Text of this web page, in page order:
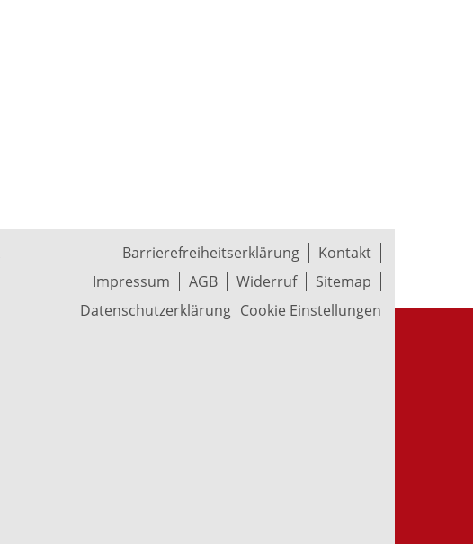
Barrierefreiheitserklärung
Kontakt
Impressum
AGB Widerruf
Sitemap
Datenschutzerklärung Cookie Einstellungen